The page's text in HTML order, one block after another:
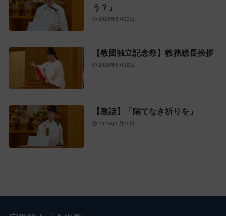
う？」
2026年6月22日
【教団独立記念祭】教務総長挨拶
2026年6月19日
【教話】「隔てなき祈りを」
2026年6月10日